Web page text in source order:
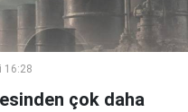
16:28
çok daha